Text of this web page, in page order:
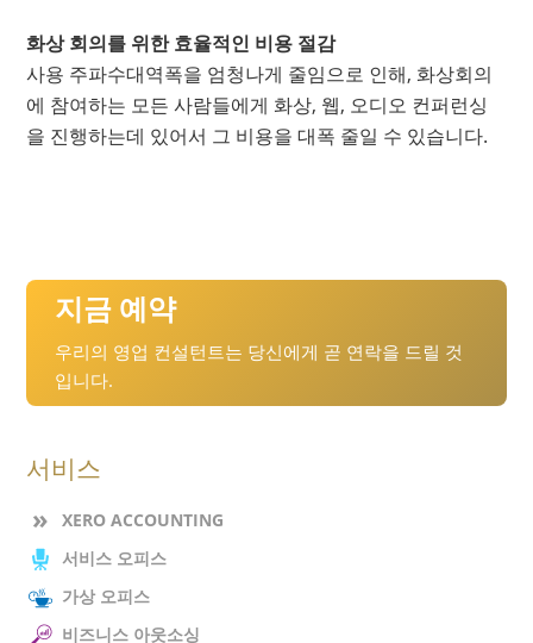
화상 회의를 위한 효율적인 비용 절감
사용 주파수대역폭을 엄청나게 줄임으로 인해, 화상회의
에 참여하는 모든 사람들에게 화상, 웹, 오디오 컨퍼런싱
을 진행하는데 있어서 그 비용을 대폭 줄일 수 있습니다.
지금 예약
우리의 영업 컨설턴트는 당신에게 곧 연락을 드릴 것
입니다.
서비스
XERO ACCOUNTING
서비스 오피스
가상 오피스
비즈니스 아웃소싱